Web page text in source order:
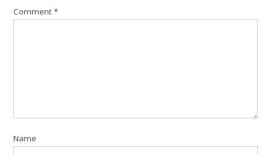
Comment*
Name